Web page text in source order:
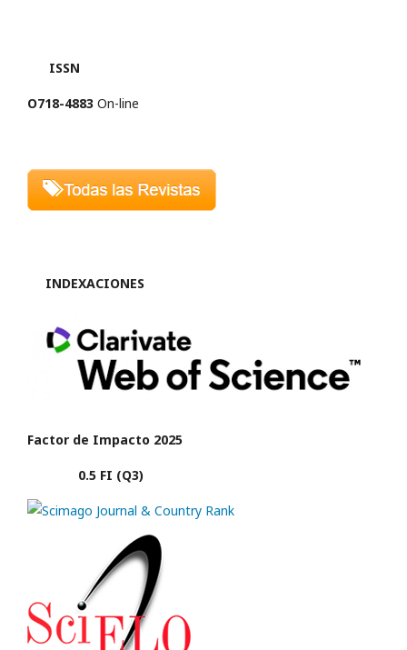
ISSN
O718-4883 On-line
INDEXACIONES
Factor de Impacto 2025
0.5 FI (Q3)